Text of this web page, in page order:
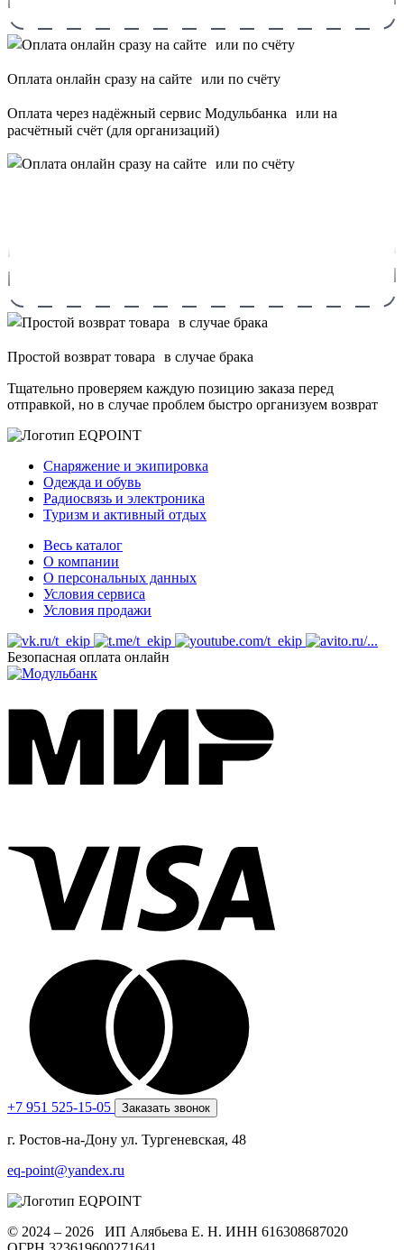
Оплата онлайн сразу на сайте или по счёту
Оплата через надёжный сервис Модульбанка или на
расчётный счёт (для организаций)
Простой возврат товара в случае брака
Тщательно проверяем каждую позицию заказа перед
отправкой, но в случае проблем быстро организуем возврат
Снаряжение и экипировка
Одежда и обувь
Радиосвязь и электроника
Туризм и активный отдых
Весь каталог
О компании
О персональных данных
Условия сервиса
Условия продажи
Безопасная оплата онлайн
+7 951 525-15-05 Заказать звонок
г. Ростов-на-Дону ул. Тургеневская, 48
eq-point@yandex.ru
© 2024 – 2026 ИП Алябьева Е. Н. ИНН 616308687020